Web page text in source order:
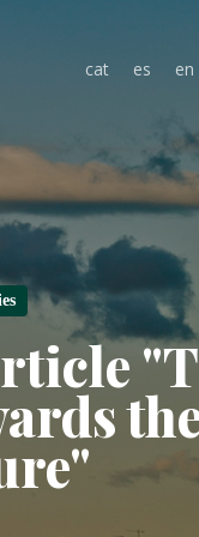
cat es en